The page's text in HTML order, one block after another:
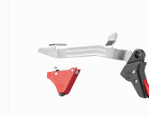
Reviereinrichtungen